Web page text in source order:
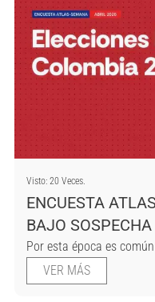
Visto: 20 Veces.
ENCUESTA
BAJO SOSPECHA
Por esta época es
VER MÁS